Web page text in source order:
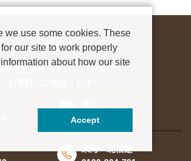
お問合せ
0120-956-543
we use some cookies. These
our site to work properly
about how our site
Accept